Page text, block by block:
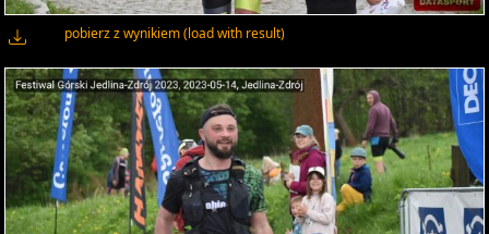
pobierz z wynikiem (load with result)